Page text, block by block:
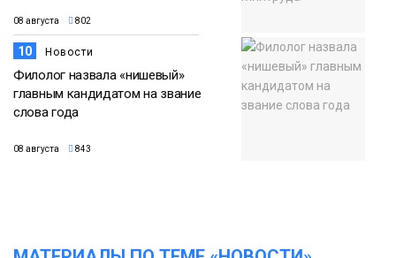
08 августа 802
10 Новости
Филолог назвала «нишевый»
главным кандидатом на звание
слова года
08 августа 843